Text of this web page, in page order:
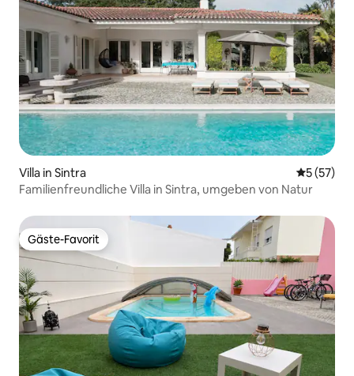
Villa in Sintra
5 (57)
Familienfreundliche Villa in Sintra, umgeben von Natur
Gäste-Favorit
Gäste-Favorit